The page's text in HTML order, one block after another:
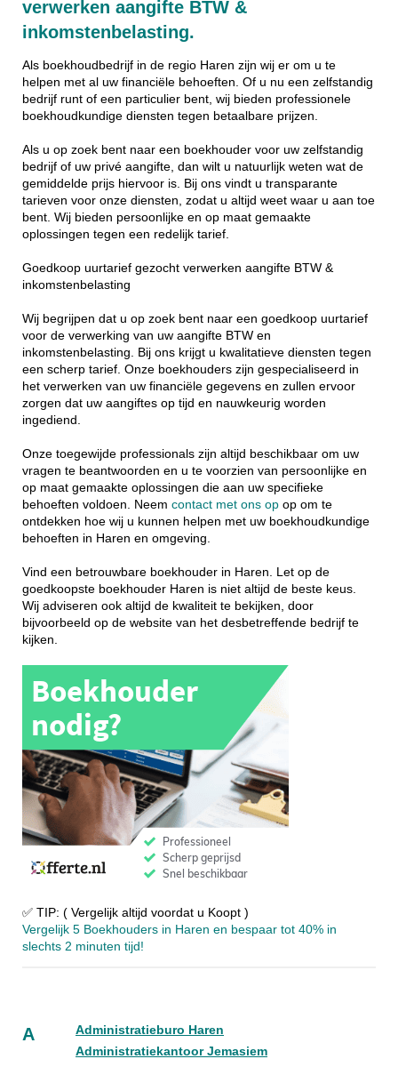
verwerken aangifte BTW &
inkomstenbelasting.
Als boekhoudbedrijf in de regio Haren zijn wij er om u te
helpen met al uw financiële behoeften. Of u nu een zelfstandig
bedrijf runt of een particulier bent, wij bieden professionele
boekhoudkundige diensten tegen betaalbare prijzen.
Als u op zoek bent naar een boekhouder voor uw zelfstandig
bedrijf of uw privé aangifte, dan wilt u natuurlijk weten wat de
gemiddelde prijs hiervoor is. Bij ons vindt u transparante
tarieven voor onze diensten, zodat u altijd weet waar u aan toe
bent. Wij bieden persoonlijke en op maat gemaakte
oplossingen tegen een redelijk tarief.
Goedkoop uurtarief gezocht verwerken aangifte BTW &
inkomstenbelasting
Wij begrijpen dat u op zoek bent naar een goedkoop uurtarief
voor de verwerking van uw aangifte BTW en
inkomstenbelasting. Bij ons krijgt u kwalitatieve diensten tegen
een scherp tarief. Onze boekhouders zijn gespecialiseerd in
het verwerken van uw financiële gegevens en zullen ervoor
zorgen dat uw aangiftes op tijd en nauwkeurig worden
ingediend.
Onze toegewijde professionals zijn altijd beschikbaar om uw
vragen te beantwoorden en u te voorzien van persoonlijke en
op maat gemaakte oplossingen die aan uw specifieke
behoeften voldoen. Neem contact met ons op op om te
ontdekken hoe wij u kunnen helpen met uw boekhoudkundige
behoeften in Haren en omgeving.
Vind een betrouwbare boekhouder in Haren. Let op de
goedkoopste boekhouder Haren is niet altijd de beste keus.
Wij adviseren ook altijd de kwaliteit te bekijken, door
bijvoorbeeld op de website van het desbetreffende bedrijf te
kijken.
✅ TIP: ( Vergelijk altijd voordat u Koopt )
Vergelijk 5 Boekhouders in Haren en bespaar tot 40% in
slechts 2 minuten tijd!
A
Administratieburo Haren
Administratiekantoor Jemasiem